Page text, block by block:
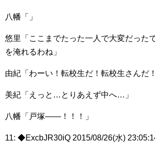
八幡「」
悠里「ここまでたった一人で大変だった
を淹れるわね」
由紀「わーい！転校生だ！転校生さんだ！
美紀「えっと…とりあえず中へ…」
八幡「戸塚――！！！」
11: ◆ExcbJR30iQ 2015/08/26(水)